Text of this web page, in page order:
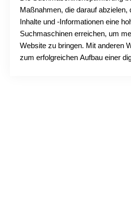
Maßnahmen, die darauf abzielen,
Inhalte und -Informationen eine
Suchmaschinen erreichen, um
Website zu bringen. Mit anderen
zum erfolgreichen Aufbau einer